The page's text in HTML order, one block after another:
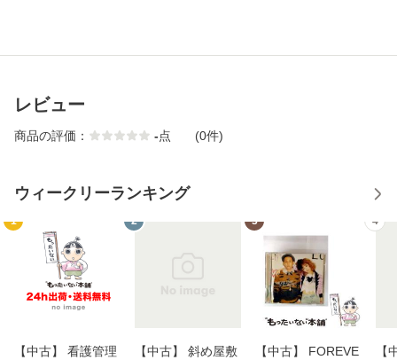
レビュー
商品の評価： -点 (0件)
ウィークリーランキング
1
【中古】 看護管理
2
【中古】 斜め屋敷
3
【中古】 FOREVE
4
【